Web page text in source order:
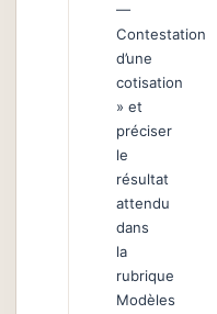
—
Contestation
d’une
cotisation
» et
préciser
le
résultat
attendu
dans
la
rubrique
Modèles